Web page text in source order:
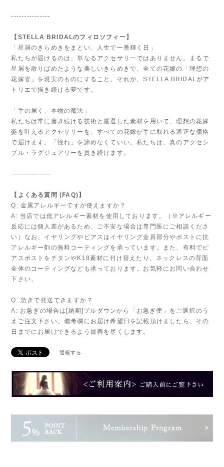
---------------
【STELLA BRIDALのフィロソフィー】
「星屑のきらめきをまとい、人生で一番輝く日」
私たちが届けるのは、単なるアクセサリーではありません。まるで
星屑を散りばめたような美しいきらめきで、全ての花嫁の「理想の
花嫁姿」を現実のものにすること。それが、STELLA BRIDALがア
トリエで描き続ける夢です。
「手の届く、本物の魔法」
私たちは常に磨き続ける技術と厳選した素材を用いて、理想の花嫁
姿を叶えるアクセサリーを、すべての花嫁が手に取れる適正な価格
で届けます。「憧れ」を諦めなくていい。私たちは、真のアクセシ
ブル・ラグジュアリーを貫き続けます。
---------------
【よくある質問 (FAQ)】
Q: 金属アレルギーですが使えますか？
A: 当店では低アレルギー素材を使用しております。（※アレルギー
反応には個人差があるため、ご不安な場合は専門医にご相談くださ
い）なお、イヤリングやピアスはイヤリング金具部分やポストに抗
アレルギー剤の無料コーティングを承っています。また、有料でピ
アスポストをチタンやK18素材に付け替えたり、ネックレスの背面
全体のコーティングなども承っております。お気軽にお問い合わせ
下さい。
Q: 急ぎで発送できますか？
A: お急ぎの場合は[納期]プルダウンから「お急ぎ便」をご選択のう
えご注文下さい。備考欄にお届け希望日を記載頂けましたら、その
日までにお届けできるよう最善を尽くします。
通報する